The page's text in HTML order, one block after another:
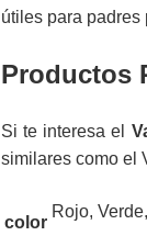
útiles para padres
Productos
Si te interesa el
similares como el
color
Rojo,